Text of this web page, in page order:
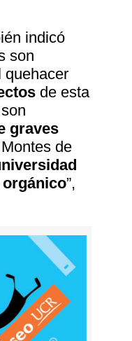
indicó
son
quehacer
de esta
graves
de
”,